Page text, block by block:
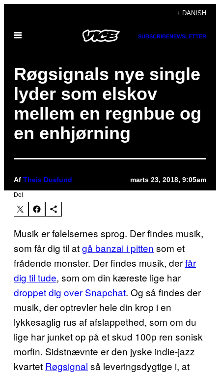
indhold
+ DANISH
Åbn
SUBSCRIBENEWSLETTER
Røgsignals nye single
lyder som elskov
mellem en regnbue og
en enhjørning
Af Theis Duelund marts 23, 2018, 9:05am
Del
Musik er følelsernes sprog. Der findes musik,
som får dig til atgå banzai i pitten som et
frådende monster. Der findes musik, derfår
dig til tude, som om din kæreste lige har
droppet dig over Snapchat. Og så findes der
musik, der optrevler hele din krop i en
lykkesaglig rus af afslappethed, som om du
lige har junket op på et skud 100p ren sonisk
morfin. Sidstnævnte er den jyske indie-jazz
kvartet Røgsignal så leveringsdygtige i, at